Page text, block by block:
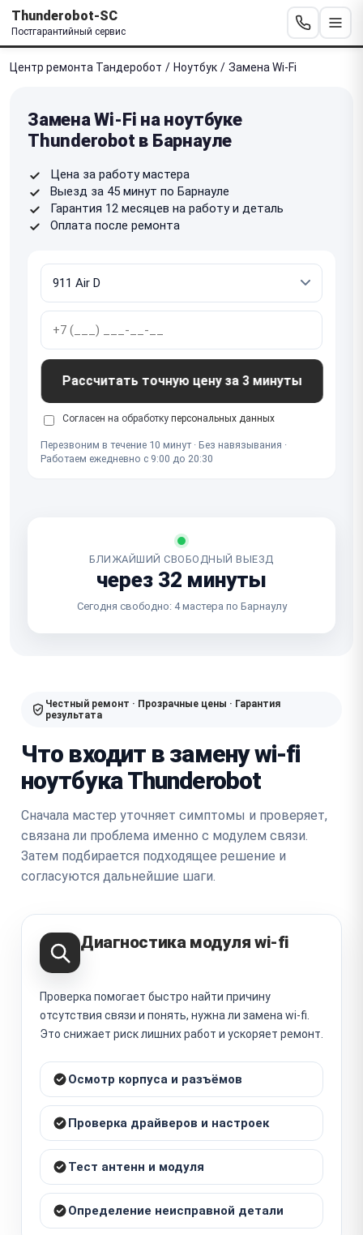
Thunderobot-SC
Постгарантийный сервис
Центр ремонта Тандеробот / Ноутбук / Замена Wi-Fi
Замена Wi-Fi на ноутбуке
Thunderobot в Барнауле
Цена за работу мастера
Выезд за 45 минут по Барнауле
Гарантия 12 месяцев на работу и деталь
Оплата после ремонта
Рассчитать точную цену за 3 минуты
Согласен на обработку персональных данных
Перезвоним в течение 10 минут · Без навязывания ·
Работаем ежедневно с 9:00 до 20:30
БЛИЖАЙШИЙ СВОБОДНЫЙ ВЫЕЗД
через 32 минуты
Сегодня свободно: 4 мастера по Барнаулу
Честный ремонт · Прозрачные цены · Гарантия
результата
Что входит в замену wi-fi
ноутбука Thunderobot
Сначала мастер уточняет симптомы и проверяет,
связана ли проблема именно с модулем связи.
Затем подбирается подходящее решение и
согласуются дальнейшие шаги.
Диагностика модуля wi-fi
Проверка помогает быстро найти причину
отсутствия связи и понять, нужна ли замена wi-fi.
Это снижает риск лишних работ и ускоряет ремонт.
Осмотр корпуса и разъёмов
Проверка драйверов и настроек
Тест антенн и модуля
Определение неисправной детали